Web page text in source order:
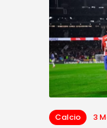
Calcio 3